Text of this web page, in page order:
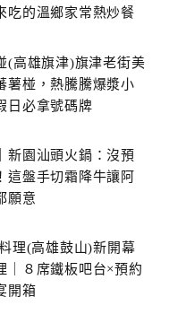
吃的溫鄉家常熱炒餐
(高雄旗津)旗津老街美
薯椪，熱騰騰爆漿小
日必拿號碼牌
新園汕頭火鍋：沒預
這盤手切霜降牛讓阿
願意
理(高雄鼓山)新開幕
｜８席鐵板吧台×預約
開箱